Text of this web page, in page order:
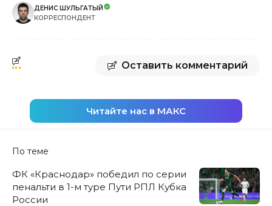
ДЕНИС ШУЛЬГАТЫЙ
КОРРЕСПОНДЕНТ
Оставить комментарий
Читайте нас в МАКС
По теме
ФК «Краснодар» победил по серии
пенальти в 1-м туре Пути РПЛ Кубка
России